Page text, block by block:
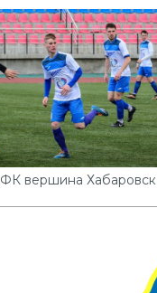
ФК вершина Хабаровск